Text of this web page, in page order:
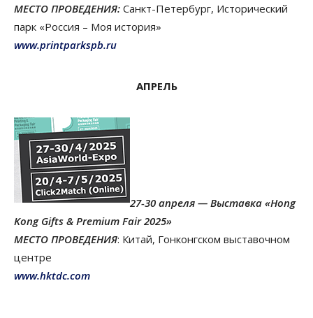
МЕСТО ПРОВЕДЕНИЯ: Санкт-Петербург, Исторический
парк «Россия – Моя история»
www.printparkspb.ru
АПРЕЛЬ
27-30 апреля — Выставка «Hong
Kong Gifts & Premium Fair 2025»
МЕСТО ПРОВЕДЕНИЯ: Китай, Гонконгском выставочном
центре
www.hktdc.com